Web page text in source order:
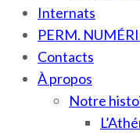
Internats
PERM.
Contacts
À propos
Notre